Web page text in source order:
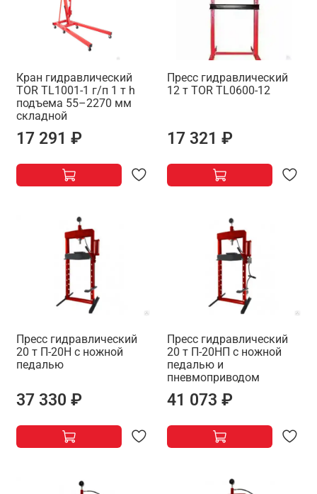
Кран гидравлический
TOR TL1001-1 г/п 1 т h
подъема 55–2270 мм
складной
17 291 ₽
Пресс гидравлический
12 т TOR TL0600-12
17 321 ₽
Пресс гидравлический
20 т П-20Н с ножной
педалью
37 330 ₽
Пресс гидравлический
20 т П-20НП с ножной
педалью и
пневмоприводом
41 073 ₽